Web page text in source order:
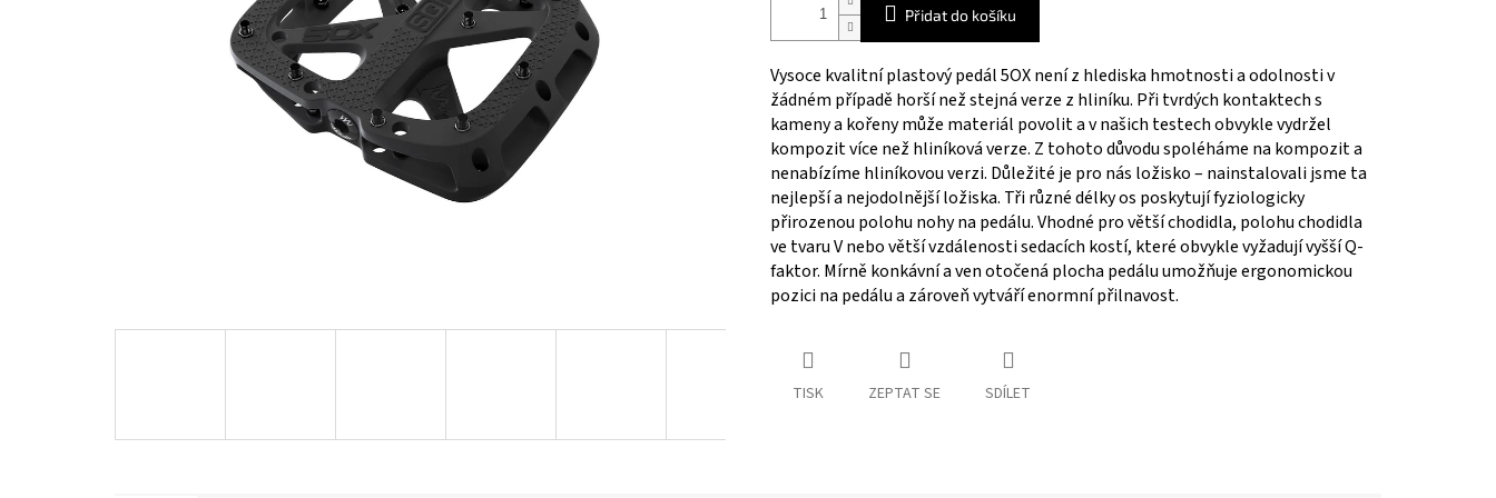
Přidat do košíku
Vysoce kvalitní plastový pedál 5OX není z hlediska hmotnosti a odolnosti v
žádném případě horší než stejná verze z hliníku. Při tvrdých kontaktech s
kameny a kořeny může materiál povolit a v našich testech obvykle vydržel
kompozit více než hliníková verze. Z tohoto důvodu spoléháme na kompozit a
nenabízíme hliníkovou verzi. Důležité je pro nás ložisko – nainstalovali jsme ta
nejlepší a nejodolnější ložiska. Tři různé délky os poskytují fyziologicky
přirozenou polohu nohy na pedálu. Vhodné pro větší chodidla, polohu chodidla
ve tvaru V nebo větší vzdálenosti sedacích kostí, které obvykle vyžadují vyšší Q-
faktor. Mírně konkávní a ven otočená plocha pedálu umožňuje ergonomickou
pozici na pedálu a zároveň vytváří enormní přilnavost.
TISK ZEPTAT SE SDÍLET